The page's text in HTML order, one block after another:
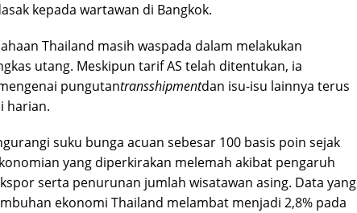
kepada wartawan di Bangkok.
Thailand masih waspada dalam melakukan
utang. Meskipun tarif AS telah ditentukan, ia
pungutantransshipmentdan isu-isu lainnya terus
harian.
suku bunga acuan sebesar 100 basis poin sejak
yang diperkirakan melemah akibat pengaruh
serta penurunan jumlah wisatawan asing. Data yang
ekonomi Thailand melambat menjadi 2,8% pada